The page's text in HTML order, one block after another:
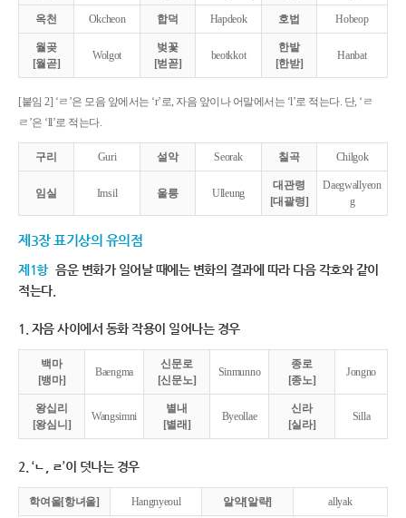
옥천 Okcheon 합덕 Hapdeok 호법 Hobeop
월곶
[월곧]
Wolgot
벚꽃
[벋꼳]
beotkkot
한밭
[한받]
Hanbat
[붙임 2] ‘ㄹ’은 모음 앞에서는 ‘r’로, 자음 앞이나 어말에서는 ‘l’로 적는다. 단, ‘ㄹ
ㄹ’은 ‘ll’로 적는다.
구리 Guri 설악 Seorak 칠곡 Chilgok
임실 Imsil 울릉 Ulleung
대관령
[대괄령]
Daegwallyeon
g
제3장 표기상의 유의점
제1항 음운 변화가 일어날 때에는 변화의 결과에 따라 다음 각호와 같이
적는다.
1. 자음 사이에서 동화 작용이 일어나는 경우
백마
[뱅마]
Baengma
신문로
[신문노]
Sinmunno
종로
[종노]
Jongno
왕십리
[왕심니]
Wangsimni
별내
[별래]
Byeollae
신라
[실라]
Silla
2. ‘ㄴ, ㄹ’이 덧나는 경우
학여울[항녀울] Hangnyeoul 알약[알략] allyak